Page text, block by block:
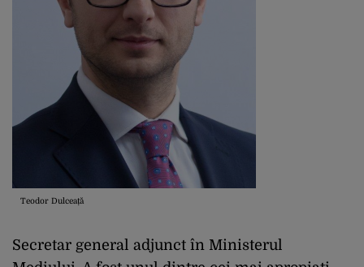
Teodor Dulceață
Secretar general adjunct în Ministerul